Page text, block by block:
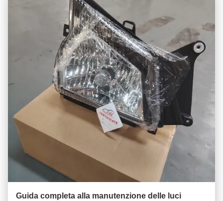
Guida completa alla manutenzione delle luci